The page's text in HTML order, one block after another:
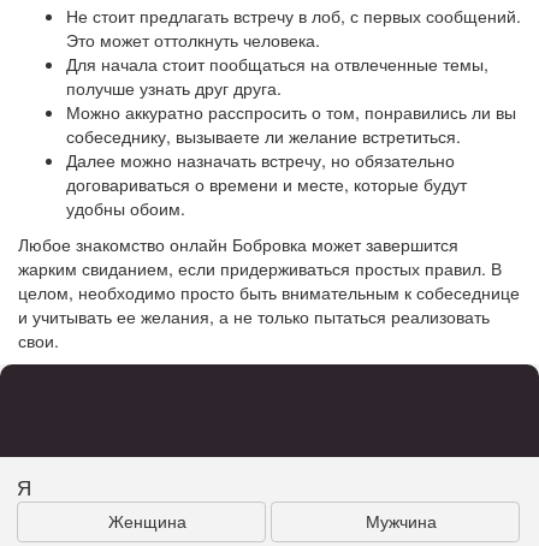
Не стоит предлагать встречу в лоб, с первых сообщений.
Это может оттолкнуть человека.
Для начала стоит пообщаться на отвлеченные темы,
получше узнать друг друга.
Можно аккуратно расспросить о том, понравились ли вы
собеседнику, вызываете ли желание встретиться.
Далее можно назначать встречу, но обязательно
договариваться о времени и месте, которые будут
удобны обоим.
Любое знакомство онлайн Бобровка может завершится
жарким свиданием, если придерживаться простых правил. В
целом, необходимо просто быть внимательным к собеседнице
и учитывать ее желания, а не только пытаться реализовать
свои.
Я
Женщина Мужчина